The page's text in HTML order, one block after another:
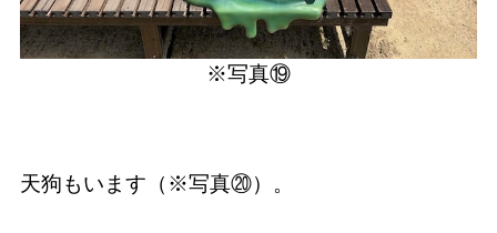
※写真⑲
天狗もいます（※写真⑳）。